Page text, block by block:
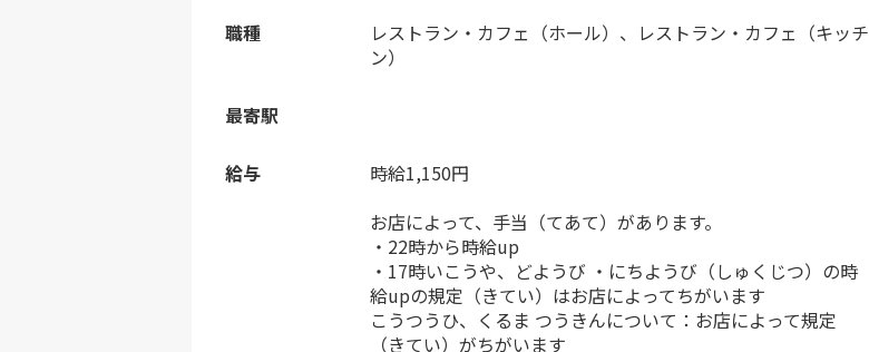
職種
レストラン・カフェ（ホール）、レストラン・カフェ（キッチ
ン）
最寄駅
給与
時給1,150円
お店によって、手当（てあて）があります。
・22時から時給up
・17時いこうや、どようび ・にちようび（しゅくじつ）の時
給upの規定（きてい）はお店によってちがいます
こうつうひ、くるま つうきんについて：お店によって規定
（きてい）がちがいます